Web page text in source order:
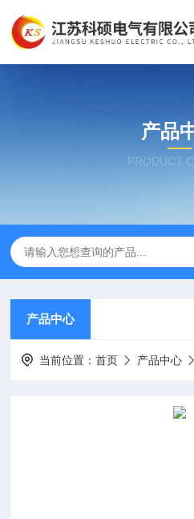
产品
PRODUCT
产品中心
当前位置：首页 产品中心